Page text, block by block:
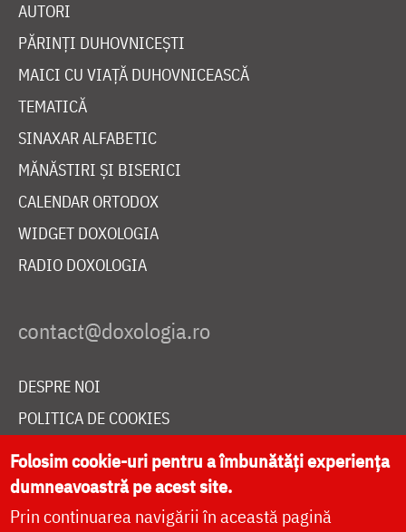
AUTORI
PĂRINȚI DUHOVNICEȘTI
MAICI CU VIAȚĂ DUHOVNICEASCĂ
TEMATICĂ
SINAXAR ALFABETIC
MĂNĂSTIRI ȘI BISERICI
CALENDAR ORTODOX
WIDGET DOXOLOGIA
RADIO DOXOLOGIA
DESPRE NOI
POLITICA DE COOKIES
DONEAZĂ ONLINE PENTRU CATEDRALA NAȚIONALĂ
LIVE
Folosim cookie-uri pentru a îmbunătăți experiența
dumneavoastră pe acest site.
Prin continuarea navigării în această pagină